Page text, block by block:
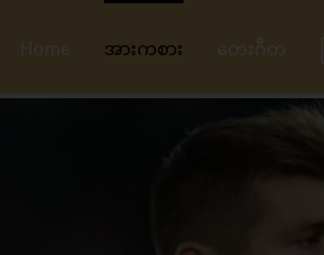
Home အားကစား တေးဂီတ